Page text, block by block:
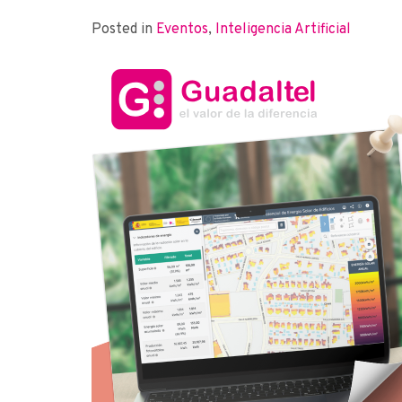
Posted in Eventos, Inteligencia Artificial